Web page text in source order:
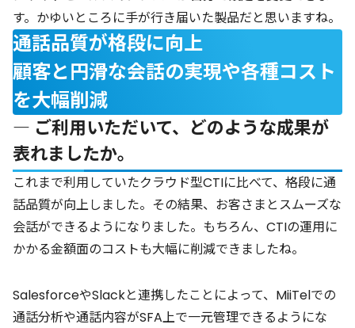
す。かゆいところに手が行き届いた製品だと思いますね。
通話品質が格段に向上
顧客と円滑な会話の実現や各種コスト
を大幅削減
― ご利用いただいて、どのような成果が
表れましたか。
これまで利用していたクラウド型CTIに比べて、格段に通
話品質が向上しました。その結果、お客さまとスムーズな
会話ができるようになりました。もちろん、CTIの運用に
かかる金額面のコストも大幅に削減できましたね。
SalesforceやSlackと連携したことによって、MiiTelでの
通話分析や通話内容がSFA上で一元管理できるようにな